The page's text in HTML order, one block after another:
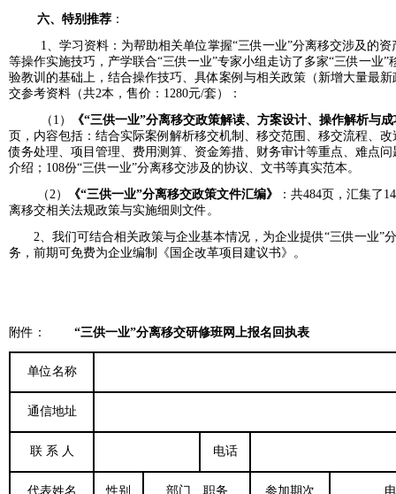
六、特别推荐 ：
1、学习资料：为帮助相关单位掌握“三供一业”分离移交涉及的
等操作实施技巧，产学联合“三供一业”专家小组走访了多家“三供一业
验教训的基础上，结合操作技巧、具体案例与相关政策（新增大量最
交参考资料（共2本，售价：1280元/套）：
（1）
《“三供一业”分离移交政策解读、方案设计、操作解析与
页，内容包括：结合实际案例解析移交机制、移交范围、移交流程、
债务处理、项目管理、费用测算、资金筹措、财务审计等重点、难点
介绍；108份“三供一业”分离移交涉及的协议、文书等真实范本。
（2）
《“三供一业”分离移交政策文件汇编》
：共484页，汇集了
离移交相关法规政策与实施细则文件。
2、我们可结合相关政策与企业基本情况，为企业提供“三供一业”
务，前期可免费为企业编制《国企改革项目建议书》。
附件： “三供一业”分离移交研修班网上报名回执表
单位名称
通信地址
联 系 人 电话
代表姓名 性别 部门、职务 参加期次